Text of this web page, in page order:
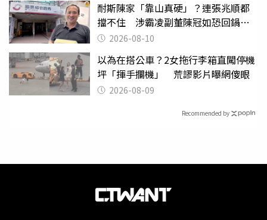
耐斯陳家「靠山真硬」？連張兆順都
擋不住 涉霸凌副董陳冠如恐回鍋國
票證2026-08-10
以為在搭公車？2女拖行李箱直闖停機
坪「揮手攔機」 荒謬影片曝網傻眼
2026-08-09
Recommended by